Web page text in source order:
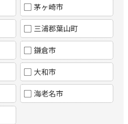
茅ヶ崎市
三浦郡葉山町
鎌倉市
大和市
海老名市